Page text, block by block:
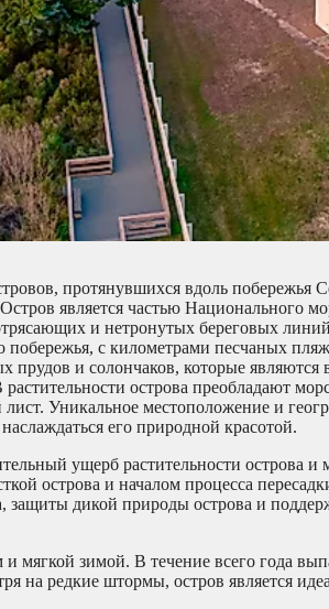
протянувшихся вдоль побережья
является частью Национального
и нетронутых береговых
побережья, с километрами песчаных
прудов и солончаков, которые
острова преобладают
Уникальное местоположение и
его природной красотой.
ущерб растительности острова и
острова и началом процесса
защиты дикой природы острова и
мягкой зимой. В течение всего года
на редкие штормы, остров является